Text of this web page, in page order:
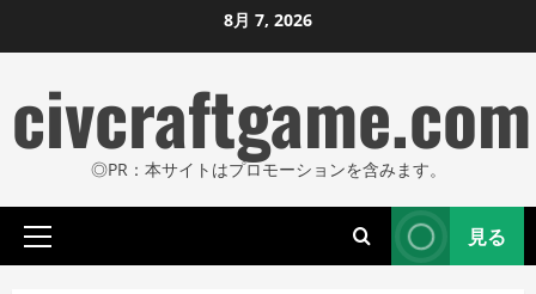
ン
ン
ツ
ス
ッ
8月 7, 2026
civcraftgame.com
◎PR：本サイトはプロモーションを含みます。
プ
見る